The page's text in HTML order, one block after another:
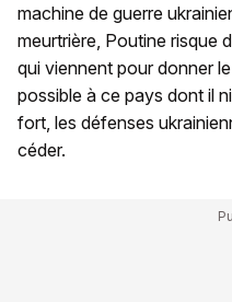
machine de guerre
meurtrière, Poutine risque
qui viennent pour donner
possible à ce pays dont il
fort, les défenses
céder.